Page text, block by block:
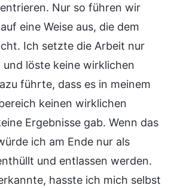
Nur so führen wir
eine Weise aus, die dem
Ich setzte die Arbeit nur
löste keine wirklichen
führte, dass es in meinem
keinen wirklichen
Ergebnisse gab. Wenn das
ich am Ende nur als
und entlassen werden.
hasste ich mich selbst